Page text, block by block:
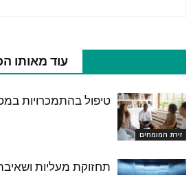
עוד מאותו
זירת המומחים
טיפול בהתמכרויות
תחזוקת מעליות